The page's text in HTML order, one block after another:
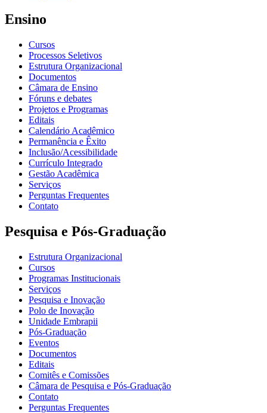
Ensino
Cursos
Processos Seletivos
Estrutura Organizacional
Documentos
Câmara de Ensino
Fóruns e debates
Projetos e Programas
Editais
Calendário Acadêmico
Permanência e Êxito
Inclusão/Acessibilidade
Currículo Integrado
Gestão Acadêmica
Serviços
Perguntas Frequentes
Contato
Pesquisa e Pós-Graduação
Estrutura Organizacional
Cursos
Programas Institucionais
Serviços
Pesquisa e Inovação
Polo de Inovação
Unidade Embrapii
Pós-Graduação
Eventos
Documentos
Editais
Comitês e Comissões
Câmara de Pesquisa e Pós-Graduação
Contato
Perguntas Frequentes